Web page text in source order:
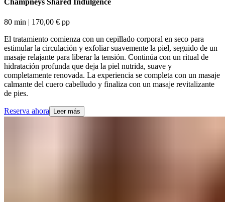
Champneys Shared Indulgence​​​​‌ ‍ ​‍​‍‌‍ ‌ ​‍‌‍‍‌‌‍‌ ‌‍‍‌‌‍ ‍​‍​‍​ ‍‍​‍​‍‌ ​ ‌‍​‌‌‍ ‍‌‍‍‌‌ ‌​‌ ‍‌​‍ ‍‌‍‍‌‌‍ ​‍​‍​‍ ​​‍​‍‌‍‍​‌ ​‍‌‍‌‌‌‍‌‍​‍​‍​ ‍‍​‍​‍‌‍‍​‌ ‌​‌ ‌​‌ ​​‌ ​ ​ ‍‍​‍ ​‍ ‌‍ ​​‍ ‌‌‍​‌‌‍ ‍‌‍‌​​‍ ‌‌ ​‍​‍ ‌‌‍‍​‌‍ ‌ ‌​‌‍‌‌‌‍ ​‌ ​ ​‍ ‌‌ ​ ‌ ‌​‌ ‌‌‌‍‌​‌‍‍‌‌‍ ​‍ ‍‌ ‌‍‌‍‌‌‌ ​‍‌‍​ ‌‍‌‌‌‍ ​​‍ ‍‌‍​‌‌ ​​‌ ​​​‍ ‌‍‍‌‌‍ ‍‌ ‌​‌‍‌‌‌‍ ‍‌ ‌​​‍ ‌‍‌‌‌‍‌​‌‍‍‌‌ ‌​​‍ ‌‍ ‌‌‍ ‌‍‌​‌‍‌‌​ ‌‌ ​​‌ ​‍‌‍‌‌‌ ​ ‌‍‌‌‌‍ ‍‌ ‌​‌‍​‌‌ ‌​‌‍‍‌‌‍ ‌‍ ‍​ ‍ ‌‍‍‌‌‍‌​​ ‌​ ​ ​ ​ ‌‍​‌​ ‍‌‌‍‌​​ ​ ‌‍‌​​ ​​​‍ ‌‌‍​ ‌‍​‍​ ‌‌​ ​‌​‍ ‌​ ‌​‌‍​ ​ ‌‍‌‍​ ​‍ ‌​ ‍​​ ‌‍‌‍‌‌‌‍​‌​‍ ‌​ ​‌​ ​ ​ ‍‌​ ​ ​ ​​​ ‌‍​ ​‍​ ​‍​ ‌‌​ ‍​​ ​‍‌‍‌‌​ ‍ ‌ ‌​‌ ‍‌‌ ​​‌‍‌‌​ ‌‌‍‍​‌‍ ‌ ‌​‌‍‌‌‌‍ ​‌‌‌​‌ ​‍‌‍‌‌‌‍​‌‌ ‌​‌‍ ‌‌‍‌‌‌‍ ‍‌ ‌​​ ‍ ‌ ​​‌‍​‌‌ ‌​‌‍‍​​ ‌‌ ‌​‌‍‍‌‌ ‌​‌‍ ​‌‍‌‌​ ‌‍​‍‌‍​‌‌ ​ ‌‍‌‌‌‌‌‌‌ ​‍‌‍ ​​ ‌‌‍‍​‌ ‌​‌ ‌​‌ ​​‌ ​ ​‍‌‌​ ​ ‌​​‌​‍‌‌​ ​‍‌​‌‍​‍‌‌​ ​‍‌​‌‍‌‍ ​​‍ ‌‌‍​‌‌‍ ‍‌‍‌​​‍ ‌‌ ​‍​‍ ‌‌‍‍​‌‍ ‌ ‌​‌‍‌‌‌‍ ​‌ ​ ​‍ ‌‌ ​ ‌ ‌​‌ ‌‌‌‍‌​‌‍‍‌‌‍ ​‍ ‍‌ ‌‍‌‍‌‌‌ ​‍‌‍​ ‌‍‌‌‌‍ ​​‍ ‍‌‍​‌‌ ​​‌ ​​​‍‌‍‌‍‍‌‌‍‌​​ ‌​ ​ ​ ​ ‌‍​‌​ ‍‌‌‍‌​​ ​ ‌‍‌​​ ​​​‍ ‌‌‍​ ‌‍​‍​ ‌‌​ ​‌​‍ ‌​ ‌​‌‍​ ​ ‌‍‌‍​ ​‍ ‌​ ‍​​ ‌‍‌‍‌‌‌‍​‌​‍ ‌​ ​‌​ ​ ​ ‍‌​ ​ ​ ​​​ ‌‍​ ​‍​ ​‍​ ‌‌​ ‍​​ ​‍‌‍‌‌​‍‌‍‌ ‌​‌ ‍‌‌ ​​‌‍‌‌​ ‌‌‍‍​‌‍ ‌ ‌​‌‍‌‌‌‍ ​‌‌‌​‌ ​‍‌‍‌‌‌‍​‌‌ ‌​‌‍ ‌‌‍‌‌‌‍ ‍‌ ‌​​‍‌‍‌ ​​‌‍​‌‌ ‌​‌‍‍​​ ‌‌ ‌​‌‍‍‌‌ ‌​‌‍ ​‌‍‌‌​‍‌‍‌ ​​‌‍‌‌‌ ​‍‌ ​ ‌ ​​‌‍‌‌‌‍​ ‌ ‌​‌‍‍‌‌ ‌‍‌‍‌‌​ ‌‌ ​​‌ ‌‌‌‍​‍‌‍ ​‌‍‍‌‌ ​ ‌‍‍​‌‍‌‌‌‍‌​​‍​‍‌ ‌
80 min​​​​‌ ‍ ​‍​‍‌‍ ‌ ​‍‌‍‍‌‌‍‌ ‌‍‍‌‌‍ ‍​‍​‍​ ‍‍​‍​‍‌ ​ ‌‍​‌‌‍ ‍‌‍‍‌‌ ‌​‌ ‍‌​‍ ‍‌‍‍‌‌‍ ​‍​‍​‍ ​​‍​‍‌‍‍​‌ ​‍‌‍‌‌‌‍‌‍​‍​‍​ ‍‍​‍​‍‌‍‍​‌ ‌​‌ ‌​‌ ​​‌ ​ ​ ‍‍​‍ ​‍ ‌‍ ​​‍ ‌‌‍​‌‌‍ ‍‌‍‌​​‍ ‌‌ ​‍​‍ ‌‌‍‍​‌‍ ‌ ‌​‌‍‌‌‌‍ ​‌ ​ ​‍ ‌‌ ​ ‌ ‌​‌ ‌‌‌‍‌​‌‍‍‌‌‍ ​‍ ‍‌ ‌‍‌‍‌‌‌ ​‍‌‍​ ‌‍‌‌‌‍ ​​‍ ‍‌‍​‌‌ ​​‌ ​​​‍ ‌‍‍‌‌‍ ‍‌ ‌​‌‍‌‌‌‍ ‍‌ ‌​​‍ ‌‍‌‌‌‍‌​‌‍‍‌‌ ‌​​‍ ‌‍ ‌‌‍ ‌‍‌​‌‍‌‌​ ‌‌ ​​‌ ​‍‌‍‌‌‌ ​ ‌‍‌‌‌‍ ‍‌ ‌​‌‍​‌‌ ‌​‌‍‍‌‌‍ ‌‍ ‍​ ‍ ‌‍‍‌‌‍‌​​ ‌​ ​ ​ ​ ‌‍​‌​ ‍‌‌‍‌​​ ​ ‌‍‌​​ ​​​‍ ‌‌‍​ ‌‍​‍​ ‌‌​ ​‌​‍ ‌​ ‌​‌‍​ ​ ‌‍‌‍​ ​‍ ‌​ ‍​​ ‌‍‌‍‌‌‌‍​‌​‍ ‌​ ​‌​ ​ ​ ‍‌​ ​ ​ ​​​ ‌‍​ ​‍​ ​‍​ ‌‌​ ‍​​ ​‍‌‍‌‌​ ‍ ‌ ‌​‌ ‍‌‌ ​​‌‍‌‌​ ‌‌‍‍​‌‍ ‌ ‌​‌‍‌‌‌‍ ​‌‌‌​‌ ​‍‌‍‌‌‌‍​‌‌ ‌​‌‍ ‌‌‍‌‌‌‍ ‍‌ ‌​​ ‍ ‌ ​​‌‍​‌‌ ‌​‌‍‍​​ ‌‌ ‌​‌‍‍‌‌‍ ‌‌‍‌‌​ ‌‍​‍‌‍​‌‌ ​ ‌‍‌‌‌‌‌‌‌ ​‍‌‍ ​​ ‌‌‍‍​‌ ‌​‌ ‌​‌ ​​‌ ​ ​‍‌‌​ ​ ‌​​‌​‍‌‌​ ​‍‌​‌‍​‍‌‌​ ​‍‌​‌‍‌‍ ​​‍ ‌‌‍​‌‌‍ ‍‌‍‌​​‍ ‌‌ ​‍​‍ ‌‌‍‍​‌‍ ‌ ‌​‌‍‌‌‌‍ ​‌ ​ ​‍ ‌‌ ​ ‌ ‌​‌ ‌‌‌‍‌​‌‍‍‌‌‍ ​‍ ‍‌ ‌‍‌‍‌‌‌ ​‍‌‍​ ‌‍‌‌‌‍ ​​‍ ‍‌‍​‌‌ ​​‌ ​​​‍‌‍‌‍‍‌‌‍‌​​ ‌​ ​ ​ ​ ‌‍​‌​ ‍‌‌‍‌​​ ​ ‌‍‌​​ ​​​‍ ‌‌‍​ ‌‍​‍​ ‌‌​ ​‌​‍ ‌​ ‌​‌‍​ ​ ‌‍‌‍​ ​‍ ‌​ ‍​​ ‌‍‌‍‌‌‌‍​‌​‍ ‌​ ​‌​ ​ ​ ‍‌​ ​ ​ ​​​ ‌‍​ ​‍​ ​‍​ ‌‌​ ‍​​ ​‍‌‍‌‌​‍‌‍‌ ‌​‌ ‍‌‌ ​​‌‍‌‌​ ‌‌‍‍​‌‍ ‌ ‌​‌‍‌‌‌‍ ​‌‌‌​‌ ​‍‌‍‌‌‌‍​‌‌ ‌​‌‍ ‌‌‍‌‌‌‍ ‍‌ ‌​​‍‌‍‌ ​​‌‍​‌‌ ‌​‌‍‍​​ ‌‌ ‌​‌‍‍‌‌‍ ‌‌‍‌‌​‍‌‍‌ ​​‌‍‌‌‌ ​‍‌ ​ ‌ ​​‌‍‌‌‌‍​ ‌ ‌​‌‍‍‌‌ ‌‍‌‍‌‌​ ‌‌ ​​‌ ‌‌‌‍​‍‌‍ ​‌‍‍‌‌ ​ ‌‍‍​‌‍‌‌‌‍‌​​‍​‍‌ ‌ | 170,00 € pp​​​​‌ ‍ ​‍​‍‌‍ ‌ ​‍‌‍‍‌‌‍‌ ‌‍‍‌‌‍ ‍​‍​‍​ ‍‍​‍​‍‌ ​ ‌‍​‌‌‍ ‍‌‍‍‌‌ ‌​‌ ‍‌​‍ ‍‌‍‍‌‌‍ ​‍​‍​‍ ​​‍​‍‌‍‍​‌ ​‍‌‍‌‌‌‍‌‍​‍​‍​ ‍‍​‍​‍‌‍‍​‌ ‌​‌ ‌​‌ ​​‌ ​ ​ ‍‍​‍ ​‍ ‌‍ ​​‍ ‌‌‍​‌‌‍ ‍‌‍‌​​‍ ‌‌ ​‍​‍ ‌‌‍‍​‌‍ ‌ ‌​‌‍‌‌‌‍ ​‌ ​ ​‍ ‌‌ ​ ‌ ‌​‌ ‌‌‌‍‌​‌‍‍‌‌‍ ​‍ ‍‌ ‌‍‌‍‌‌‌ ​‍‌‍​ ‌‍‌‌‌‍ ​​‍ ‍‌‍​‌‌ ​​‌ ​​​‍ ‌‍‍‌‌‍ ‍‌ ‌​‌‍‌‌‌‍ ‍‌ ‌​​‍ ‌‍‌‌‌‍‌​‌‍‍‌‌ ‌​​‍ ‌‍ ‌‌‍ ‌‍‌​‌‍‌‌​ ‌‌ ​​‌ ​‍‌‍‌‌‌ ​ ‌‍‌‌‌‍ ‍‌ ‌​‌‍​‌‌ ‌​‌‍‍‌‌‍ ‌‍ ‍​ ‍ ‌‍‍‌‌‍‌​​ ‌​ ​ ​ ​ ‌‍​‌​ ‍‌‌‍‌​​ ​ ‌‍‌​​ ​​​‍ ‌‌‍​ ‌‍​‍​ ‌‌​ ​‌​‍ ‌​ ‌​‌‍​ ​ ‌‍‌‍​ ​‍ ‌​ ‍​​ ‌‍‌‍‌‌‌‍​‌​‍ ‌​ ​‌​ ​ ​ ‍‌​ ​ ​ ​​​ ‌‍​ ​‍​ ​‍​ ‌‌​ ‍​​ ​‍‌‍‌‌​ ‍ ‌ ‌​‌ ‍‌‌ ​​‌‍‌‌​ ‌‌‍‍​‌‍ ‌ ‌​‌‍‌‌‌‍ ​‌‌‌​‌ ​‍‌‍‌‌‌‍​‌‌ ‌​‌‍ ‌‌‍‌‌‌‍ ‍‌ ‌​​ ‍ ‌ ​​‌‍​‌‌ ‌​‌‍‍​​ ‌‌ ​​‌ ​‍‌‍‍‌‌‍​ ‌‍‌‌​ ‌‍​‍‌‍​‌‌ ​ ‌‍‌‌‌‌‌‌‌ ​‍‌‍ ​​ ‌‌‍‍​‌ ‌​‌ ‌​‌ ​​‌ ​ ​‍‌‌​ ​ ‌​​‌​‍‌‌​ ​‍‌​‌‍​‍‌‌​ ​‍‌​‌‍‌‍ ​​‍ ‌‌‍​‌‌‍ ‍‌‍‌​​‍ ‌‌ ​‍​‍ ‌‌‍‍​‌‍ ‌ ‌​‌‍‌‌‌‍ ​‌ ​ ​‍ ‌‌ ​ ‌ ‌​‌ ‌‌‌‍‌​‌‍‍‌‌‍ ​‍ ‍‌ ‌‍‌‍‌‌‌ ​‍‌‍​ ‌‍‌‌‌‍ ​​‍ ‍‌‍​‌‌ ​​‌ ​​​‍‌‍‌‍‍‌‌‍‌​​ ‌​ ​ ​ ​ ‌‍​‌​ ‍‌‌‍‌​​ ​ ‌‍‌​​ ​​​‍ ‌‌‍​ ‌‍​‍​ ‌‌​ ​‌​‍ ‌​ ‌​‌‍​ ​ ‌‍‌‍​ ​‍ ‌​ ‍​​ ‌‍‌‍‌‌‌‍​‌​‍ ‌​ ​‌​ ​ ​ ‍‌​ ​ ​ ​​​ ‌‍​ ​‍​ ​‍​ ‌‌​ ‍​​ ​‍‌‍‌‌​‍‌‍‌ ‌​‌ ‍‌‌ ​​‌‍‌‌​ ‌‌‍‍​‌‍ ‌ ‌​‌‍‌‌‌‍ ​‌‌‌​‌ ​‍‌‍‌‌‌‍​‌‌ ‌​‌‍ ‌‌‍‌‌‌‍ ‍‌ ‌​​‍‌‍‌ ​​‌‍​‌‌ ‌​‌‍‍​​ ‌‌ ​​‌ ​‍‌‍‍‌‌‍​ ‌‍‌‌​‍‌‍‌ ​​‌‍‌‌‌ ​‍‌ ​ ‌ ​​‌‍‌‌‌‍​ ‌ ‌​‌‍‍‌‌ ‌‍‌‍‌‌​ ‌‌ ​​‌ ‌‌‌‍​‍‌‍ ​‌‍‍‌‌ ​ ‌‍‍​‌‍‌‌‌‍‌​​‍​‍‌ ‌
El tratamiento comienza con un cepillado corporal en seco para
estimular la circulación y exfoliar suavemente la piel, seguido de un
masaje relajante para liberar la tensión. Continúa con un ritual de
hidratación profunda que deja la piel nutrida, suave y
completamente renovada. La experiencia se completa con un masaje
calmante del cuero cabelludo y finaliza con un masaje revitalizante
de pies.​​​​‌ ‍ ​‍​‍‌‍ ‌ ​‍‌‍‍‌‌‍‌ ‌‍‍‌‌‍ ‍​‍​‍​ ‍‍​‍​‍‌ ​ ‌‍​‌‌‍ ‍‌‍‍‌‌ ‌​‌ ‍‌​‍ ‍‌‍‍‌‌‍ ​‍​‍​‍ ​​‍​‍‌‍‍​‌ ​‍‌‍‌‌‌‍‌‍​‍​‍​ ‍‍​‍​‍‌‍‍​‌ ‌​‌ ‌​‌ ​​‌ ​ ​ ‍‍​‍ ​‍ ‌‍ ​​‍ ‌‌‍​‌‌‍ ‍‌‍‌​​‍ ‌‌ ​‍​‍ ‌‌‍‍​‌‍ ‌ ‌​‌‍‌‌‌‍ ​‌ ​ ​‍ ‌‌ ​ ‌ ‌​‌ ‌‌‌‍‌​‌‍‍‌‌‍ ​‍ ‍‌ ‌‍‌‍‌‌‌ ​‍‌‍​ ‌‍‌‌‌‍ ​​‍ ‍‌‍​‌‌ ​​‌ ​​​‍ ‌‍‍‌‌‍ ‍‌ ‌​‌‍‌‌‌‍ ‍‌ ‌​​‍ ‌‍‌‌‌‍‌​‌‍‍‌‌ ‌​​‍ ‌‍ ‌‌‍ ‌‍‌​‌‍‌‌​ ‌‌ ​​‌ ​‍‌‍‌‌‌ ​ ‌‍‌‌‌‍ ‍‌ ‌​‌‍​‌‌ ‌​‌‍‍‌‌‍ ‌‍ ‍​ ‍ ‌‍‍‌‌‍‌​​ ‌​ ​ ​ ​ ‌‍​‌​ ‍‌‌‍‌​​ ​ ‌‍‌​​ ​​​‍ ‌‌‍​ ‌‍​‍​ ‌‌​ ​‌​‍ ‌​ ‌​‌‍​ ​ ‌‍‌‍​ ​‍ ‌​ ‍​​ ‌‍‌‍‌‌‌‍​‌​‍ ‌​ ​‌​ ​ ​ ‍‌​ ​ ​ ​​​ ‌‍​ ​‍​ ​‍​ ‌‌​ ‍​​ ​‍‌‍‌‌​ ‍ ‌ ‌​‌ ‍‌‌ ​​‌‍‌‌​ ‌‌‍‍​‌‍ ‌ ‌​‌‍‌‌‌‍ ​‌‌‌​‌ ​‍‌‍‌‌‌‍​‌‌ ‌​‌‍ ‌‌‍‌‌‌‍ ‍‌ ‌​​ ‍ ‌ ​​‌‍​‌‌ ‌​‌‍‍​​ ‌‌‍‌​‌‍‌‌‌ ​ ‌‍​ ‌ ​‍‌‍‍‌‌ ​​‌ ‌​‌‍‍‌‌‍ ‌‍ ‍​ ‌‍​‍‌‍​‌‌ ​ ‌‍‌‌‌‌‌‌‌ ​‍‌‍ ​​ ‌‌‍‍​‌ ‌​‌ ‌​‌ ​​‌ ​ ​‍‌‌​ ​ ‌​​‌​‍‌‌​ ​‍‌​‌‍​‍‌‌​ ​‍‌​‌‍‌‍ ​​‍ ‌‌‍​‌‌‍ ‍‌‍‌​​‍ ‌‌ ​‍​‍ ‌‌‍‍​‌‍ ‌ ‌​‌‍‌‌‌‍ ​‌ ​ ​‍ ‌‌ ​ ‌ ‌​‌ ‌‌‌‍‌​‌‍‍‌‌‍ ​‍ ‍‌ ‌‍‌‍‌‌‌ ​‍‌‍​ ‌‍‌‌‌‍ ​​‍ ‍‌‍​‌‌ ​​‌ ​​​‍‌‍‌‍‍‌‌‍‌​​ ‌​ ​ ​ ​ ‌‍​‌​ ‍‌‌‍‌​​ ​ ‌‍‌​​ ​​​‍ ‌‌‍​ ‌‍​‍​ ‌‌​ ​‌​‍ ‌​ ‌​‌‍​ ​ ‌‍‌‍​ ​‍ ‌​ ‍​​ ‌‍‌‍‌‌‌‍​‌​‍ ‌​ ​‌​ ​ ​ ‍‌​ ​ ​ ​​​ ‌‍​ ​‍​ ​‍​ ‌‌​ ‍​​ ​‍‌‍‌‌​‍‌‍‌ ‌​‌ ‍‌‌ ​​‌‍‌‌​ ‌‌‍‍​‌‍ ‌ ‌​‌‍‌‌‌‍ ​‌‌‌​‌ ​‍‌‍‌‌‌‍​‌‌ ‌​‌‍ ‌‌‍‌‌‌‍ ‍‌ ‌​​‍‌‍‌ ​​‌‍​‌‌ ‌​‌‍‍​​ ‌‌‍‌​‌‍‌‌‌ ​ ‌‍​ ‌ ​‍‌‍‍‌‌ ​​‌ ‌​‌‍‍‌‌‍ ‌‍ ‍​‍‌‍‌ ​​‌‍‌‌‌ ​‍‌ ​ ‌ ​​‌‍‌‌‌‍​ ‌ ‌​‌‍‍‌‌ ‌‍‌‍‌‌​ ‌‌ ​​‌ ‌‌‌‍​‍‌‍ ​‌‍‍‌‌ ​ ‌‍‍​‌‍‌‌‌‍‌​​‍​‍‌ ‌
Reserva ahora​​​​‌ ‍ ​‍​‍‌‍ ‌ ​‍‌‍‍‌‌‍‌ ‌‍‍‌‌‍ ‍​‍​‍​ ‍‍​‍​‍‌ ​ ‌‍​‌‌‍ ‍‌‍‍‌‌ ‌​‌ ‍‌​‍ ‍‌‍‍‌‌‍ ​‍​‍​‍ ​​‍​‍‌‍‍​‌ ​‍‌‍‌‌‌‍‌‍​‍​‍​ ‍‍​‍​‍‌‍‍​‌ ‌​‌ ‌​‌ ​​‌ ​ ​ ‍‍​‍ ​‍ ‌‍ ​​‍ ‌‌‍​‌‌‍ ‍‌‍‌​​‍ ‌‌ ​‍​‍ ‌‌‍‍​‌‍ ‌ ‌​‌‍‌‌‌‍ ​‌ ​ ​‍ ‌‌ ​ ‌ ‌​‌ ‌‌‌‍‌​‌‍‍‌‌‍ ​‍ ‍‌ ‌‍‌‍‌‌‌ ​‍‌‍​ ‌‍‌‌‌‍ ​​‍ ‍‌‍​‌‌ ​​‌ ​​​‍ ‌‍‍‌‌‍ ‍‌ ‌​‌‍‌‌‌‍ ‍‌ ‌​​‍ ‌‍‌‌‌‍‌​‌‍‍‌‌ ‌​​‍ ‌‍ ‌‌‍ ‌‍‌​‌‍‌‌​ ‌‌ ​​‌ ​‍‌‍‌‌‌ ​ ‌‍‌‌‌‍ ‍‌ ‌​‌‍​‌‌ ‌​‌‍‍‌‌‍ ‌‍ ‍​ ‍ ‌‍‍‌‌‍‌​​ ‌​ ​ ​ ​ ‌‍​‌​ ‍‌‌‍‌​​ ​ ‌‍‌​​ ​​​‍ ‌‌‍​ ‌‍​‍​ ‌‌​ ​‌​‍ ‌​ ‌​‌‍​ ​ ‌‍‌‍​ ​‍ ‌​ ‍​​ ‌‍‌‍‌‌‌‍​‌​‍ ‌​ ​‌​ ​ ​ ‍‌​ ​ ​ ​​​ ‌‍​ ​‍​ ​‍​ ‌‌​ ‍​​ ​‍‌‍‌‌​ ‍ ‌ ‌​‌ ‍‌‌ ​​‌‍‌‌​ ‌‌‍‍​‌‍ ‌ ‌​‌‍‌‌‌‍ ​‌‌‌​‌ ​‍‌‍‌‌‌‍​‌‌ ‌​‌‍ ‌‌‍‌‌‌‍ ‍‌ ‌​​ ‍ ‌ ​​‌‍​‌‌ ‌​‌‍‍​​ ‌‌‍​ ‌ ‌​‌‍​‌​‍ ‍‌‍ ​‌‍​‌‌‍​‍‌‍‌‌‌‍ ​​ ‌‍​‍‌‍​‌‌ ​ ‌‍‌‌‌‌‌‌‌ ​‍‌‍ ​​ ‌‌‍‍​‌ ‌​‌ ‌​‌ ​​‌ ​ ​‍‌‌​ ​ ‌​​‌​‍‌‌​ ​‍‌​‌‍​‍‌‌​ ​‍‌​‌‍‌‍ ​​‍ ‌‌‍​‌‌‍ ‍‌‍‌​​‍ ‌‌ ​‍​‍ ‌‌‍‍​‌‍ ‌ ‌​‌‍‌‌‌‍ ​‌ ​ ​‍ ‌‌ ​ ‌ ‌​‌ ‌‌‌‍‌​‌‍‍‌‌‍ ​‍ ‍‌ ‌‍‌‍‌‌‌ ​‍‌‍​ ‌‍‌‌‌‍ ​​‍ ‍‌‍​‌‌ ​​‌ ​​​‍‌‍‌‍‍‌‌‍‌​​ ‌​ ​ ​ ​ ‌‍​‌​ ‍‌‌‍‌​​ ​ ‌‍‌​​ ​​​‍ ‌‌‍​ ‌‍​‍​ ‌‌​ ​‌​‍ ‌​ ‌​‌‍​ ​ ‌‍‌‍​ ​‍ ‌​ ‍​​ ‌‍‌‍‌‌‌‍​‌​‍ ‌​ ​‌​ ​ ​ ‍‌​ ​ ​ ​​​ ‌‍​ ​‍​ ​‍​ ‌‌​ ‍​​ ​‍‌‍‌‌​‍‌‍‌ ‌​‌ ‍‌‌ ​​‌‍‌‌​ ‌‌‍‍​‌‍ ‌ ‌​‌‍‌‌‌‍ ​‌‌‌​‌ ​‍‌‍‌‌‌‍​‌‌ ‌​‌‍ ‌‌‍‌‌‌‍ ‍‌ ‌​​‍‌‍‌ ​​‌‍​‌‌ ‌​‌‍‍​​ ‌‌‍​ ‌ ‌​‌‍​‌​‍ ‍‌‍ ​‌‍​‌‌‍​‍‌‍‌‌‌‍ ​​‍‌‍‌ ​​‌‍‌‌‌ ​‍‌ ​ ‌ ​​‌‍‌‌‌‍​ ‌ ‌​‌‍‍‌‌ ‌‍‌‍‌‌​ ‌‌ ​​‌ ‌‌‌‍​‍‌‍ ​‌‍‍‌‌ ​ ‌‍‍​‌‍‌‌‌‍‌​​‍​‍‌ ‌ Leer más